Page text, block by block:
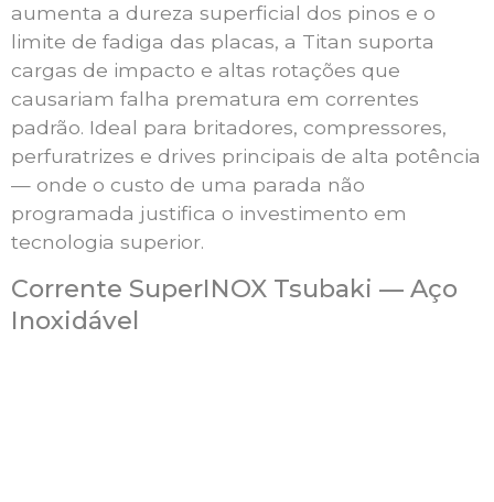
aumenta a dureza superficial dos pinos e o
limite de fadiga das placas, a Titan suporta
cargas de impacto e altas rotações que
causariam falha prematura em correntes
padrão. Ideal para britadores, compressores,
perfuratrizes e drives principais de alta potência
— onde o custo de uma parada não
programada justifica o investimento em
tecnologia superior.
Corrente SuperINOX Tsubaki — Aço
Inoxidável